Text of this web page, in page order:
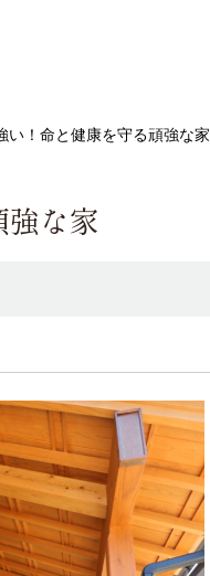
い！命と健康を守る頑強な家
な家